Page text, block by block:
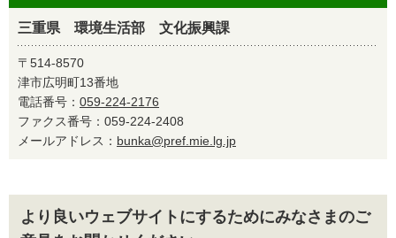
三重県 環境生活部 文化振興課
〒514-8570
津市広明町13番地
電話番号： 059-224-2176
ファクス番号：059-224-2408
メールアドレス： bunka@pref.mie.lg.jp
より良いウェブサイトにするためにみなさまのご